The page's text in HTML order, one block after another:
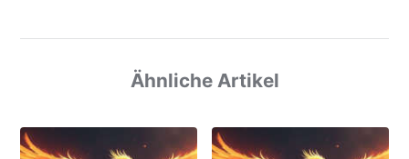
Ähnliche Artikel